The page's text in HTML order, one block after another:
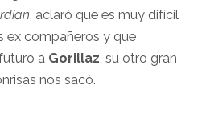
, aclaró que es muy difícil
ex compañeros y que
a Gorillaz, su otro gran
nos sacó.